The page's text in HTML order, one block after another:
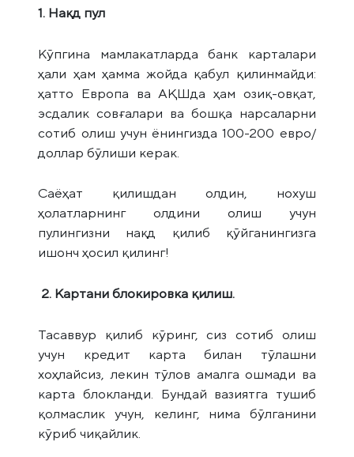
1. Нақд пул
Кўпгина мамлакатларда банк карталари
ҳали ҳам ҳамма жойда қабул қилинмайди:
ҳатто Европа ва АҚШда ҳам озиқ-овқат,
эсдалик совғалари ва бошқа нарсаларни
сотиб олиш учун ёнингизда 100-200 евро/
доллар бўлиши керак.
Саёҳат қилишдан олдин, нохуш
ҳолатларнинг олдини олиш учун
пулингизни нақд қилиб қўйганингизга
ишонч ҳосил қилинг!
2. Картани блокировка қилиш.
Тасаввур қилиб кўринг, сиз сотиб олиш
учун кредит карта билан тўлашни
хоҳлайсиз, лекин тўлов амалга ошмади ва
карта блокланди. Бундай вазиятга тушиб
қолмаслик учун, келинг, нима бўлганини
кўриб чиқайлик.